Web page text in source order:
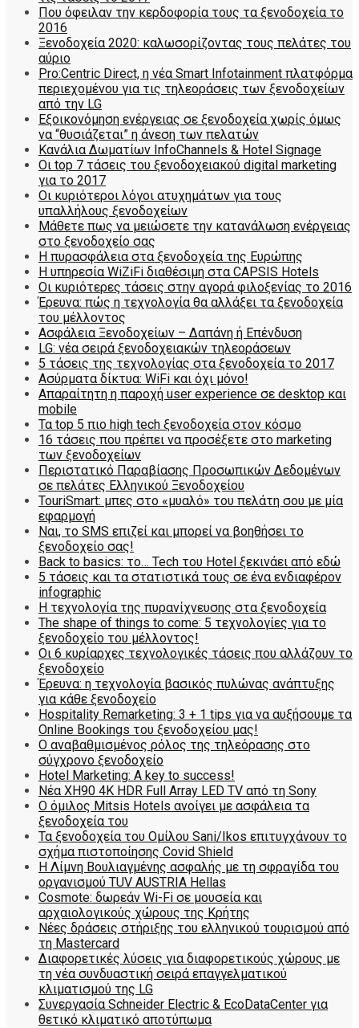
Που όφειλαν την κερδοφορία τους τα ξενοδοχεία το
2016
Ξενοδοχεία 2020: καλωσορίζοντας τους πελάτες του
αύριο
Pro:Centric Direct, η νέα Smart Infotainment πλατφόρμα
περιεχομένου για τις τηλεοράσεις των ξενοδοχείων
από την LG
Εξοικονόμηση ενέργειας σε ξενοδοχεία χωρίς όμως
να “θυσιάζεται” η άνεση των πελατών
Κανάλια Δωματίων InfoChannels & Hotel Signage
Οι top 7 τάσεις του ξενοδοχειακού digital marketing
για το 2017
Οι κυριότεροι λόγοι ατυχημάτων για τους
υπαλλήλους ξενοδοχείων
Μάθετε πως να μειώσετε την κατανάλωση ενέργειας
στο ξενοδοχείο σας
Η πυρασφάλεια στα ξενοδοχεία της Ευρώπης
Η υπηρεσία WiZiFi διαθέσιμη στα CAPSIS Hotels
Οι κυριότερες τάσεις στην αγορά φιλοξενίας το 2016
Έρευνα: πώς η τεχνολογία θα αλλάξει τα ξενοδοχεία
του μέλλοντος
Ασφάλεια Ξενοδοχείων – Δαπάνη ή Επένδυση
LG: νέα σειρά ξενοδοχειακών τηλεοράσεων
5 τάσεις της τεχνολογίας στα ξενοδοχεία το 2017
Ασύρματα δίκτυα: WiFi και όχι μόνο!
Απαραίτητη η παροχή user experience σε desktop και
mobile
Τα top 5 πιο high tech ξενοδοχεία στον κόσμο
16 τάσεις που πρέπει να προσέξετε στο marketing
των ξενοδοχείων
Περιστατικό Παραβίασης Προσωπικών Δεδομένων
σε πελάτες Ελληνικού Ξενοδοχείου
TouriSmart: μπες στο «μυαλό» του πελάτη σου με μία
εφαρμογή
Ναι, το SMS επιζεί και μπορεί να βοηθήσει το
ξενοδοχείο σας!
Back to basics: το… Tech του Hotel ξεκινάει από εδώ
5 τάσεις και τα στατιστικά τους σε ένα ενδιαφέρον
infographic
Η τεχνολογία της πυρανίχνευσης στα ξενοδοχεία
The shape of things to come: 5 τεχνολογίες για το
ξενοδοχείο του μέλλοντος!
Οι 6 κυρίαρχες τεχνολογικές τάσεις που αλλάζουν το
ξενοδοχείο
Έρευνα: η τεχνολογία βασικός πυλώνας ανάπτυξης
για κάθε ξενοδοχείο
Hospitality Remarketing: 3 + 1 tips για να αυξήσουμε τα
Online Bookings του ξενοδοχείου μας!
Ο αναβαθμισμένος ρόλος της τηλεόρασης στο
σύγχρονο ξενοδοχείο
Hotel Marketing: A key to success!
Νέα XH90 4K HDR Full Array LED TV από τη Sony
Ο όμιλος Mitsis Hotels ανοίγει με ασφάλεια τα
ξενοδοχεία του
Τα ξενοδοχεία του Ομίλου Sani/Ikos επιτυγχάνουν το
σχήμα πιστοποίησης Covid Shield
H Λίμνη Βουλιαγμένης ασφαλής με τη σφραγίδα του
οργανισμού TUV AUSTRIA Hellas
Cosmote: δωρεάν Wi-Fi σε μουσεία και
αρχαιολογικούς χώρους της Κρήτης
Νέες δράσεις στήριξης του ελληνικού τουρισμού από
τη Mastercard
Διαφορετικές λύσεις για διαφορετικούς χώρους με
τη νέα συνδυαστική σειρά επαγγελματικού
κλιματισμού της LG
Συνεργασία Schneider Electric & EcoDataCenter για
θετικό κλιματικό αποτύπωμα